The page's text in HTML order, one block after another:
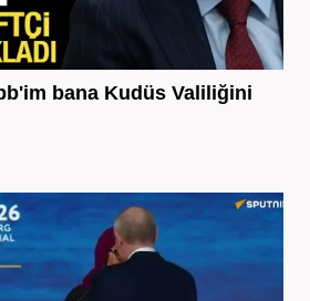
bana Kudüs Valiliğini